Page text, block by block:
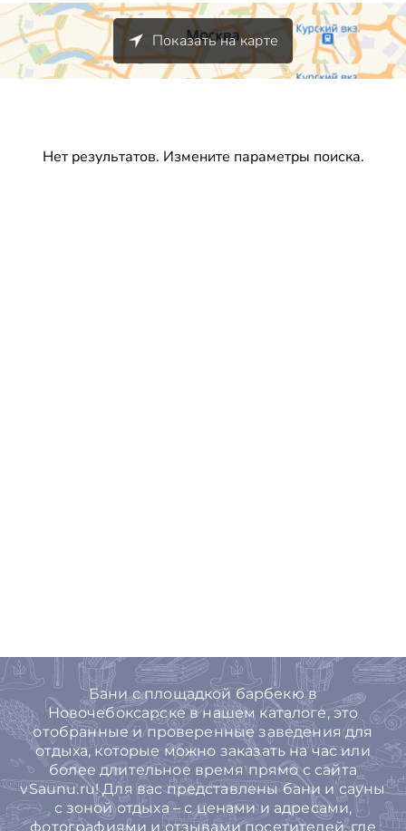
Показать на карте
Нет результатов. Измените параметры поиска.
Бани с площадкой барбекю в
Новочебоксарске в нашем каталоге, это
отобранные и проверенные заведения для
отдыха, которые можно заказать на час или
более длительное время прямо с сайта
vSaunu.ru! Для вас представлены бани и сауны
с зоной отдыха – с ценами и адресами,
фотографиями и отзывами посетителей, где